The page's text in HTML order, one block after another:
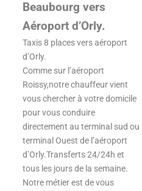
Beaubourg vers
Aéroport d’Orly.
Taxis 8 places vers aéroport
d’Orly.
Comme sur l’aéroport
Roissy,notre chauffeur vient
vous chercher à votre domicile
pour vous conduire
directement au terminal sud ou
terminal Ouest de l’aéroport
d’Orly.Transferts 24/24h et
tous les jours de la semaine.
Notre métier est de vous